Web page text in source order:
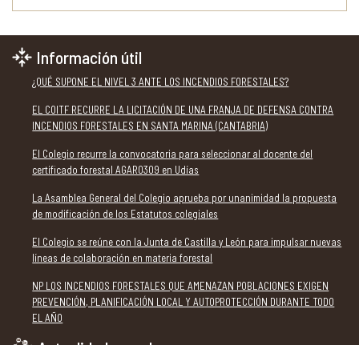
Información útil
¿QUÉ SUPONE EL NIVEL 3 ANTE LOS INCENDIOS FORESTALES?
EL COITF RECURRE LA LICITACIÓN DE UNA FRANJA DE DEFENSA CONTRA
INCENDIOS FORESTALES EN SANTA MARINA (CANTABRIA)
El Colegio recurre la convocatoria para seleccionar al docente del
certificado forestal AGAR0309 en Udías
La Asamblea General del Colegio aprueba por unanimidad la propuesta
de modificación de los Estatutos colegiales
El Colegio se reúne con la Junta de Castilla y León para impulsar nuevas
líneas de colaboración en materia forestal
NP LOS INCENDIOS FORESTALES QUE AMENAZAN POBLACIONES EXIGEN
PREVENCIÓN, PLANIFICACIÓN LOCAL Y AUTOPROTECCIÓN DURANTE TODO
EL AÑO